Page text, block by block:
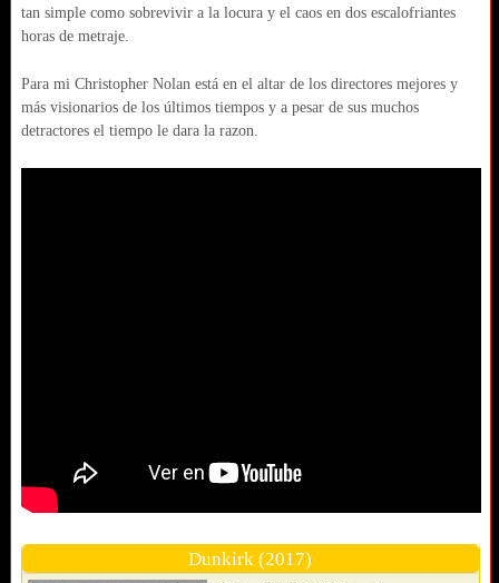
tan simple como sobrevivir a la locura y el caos en dos escalofriantes
horas de metraje.
Para mi Christopher Nolan está en el altar de los directores mejores y
más visionarios de los últimos tiempos y a pesar de sus muchos
detractores el tiempo le dara la razon.
Dunkirk (2017)